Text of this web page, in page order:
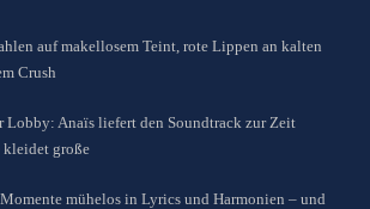
auf makellosem Teint, rote Lippen an kalten
Crush
Lobby: Anaïs liefert den Soundtrack zur Zeit
kleidet große
mühelos in Lyrics und Harmonien – und